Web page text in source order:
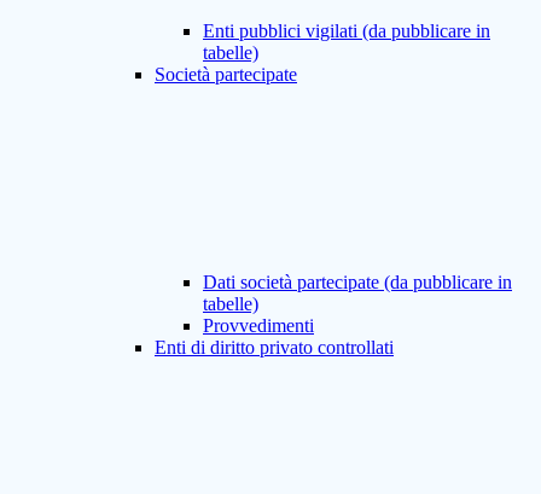
Enti pubblici vigilati (da pubblicare in
tabelle)
Società partecipate
Dati società partecipate (da pubblicare in
tabelle)
Provvedimenti
Enti di diritto privato controllati